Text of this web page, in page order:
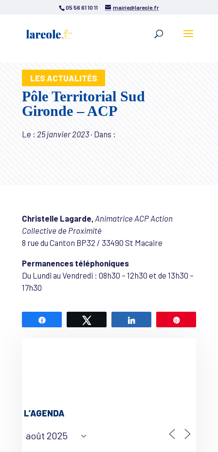
05 56 61 10 11 mairie@lareole.fr
LES ACTUALITÉS
Pôle Territorial Sud
Gironde – ACP
Le : 25 janvier 2023· Dans :
Christelle Lagarde,Animatrice ACP Action
Collective de Proximité
8 rue du Canton BP32 / 33490 St Macaire
Permanences téléphoniques
Du Lundi au Vendredi : 08h30 – 12h30 et de 13h30 –
17h30
L’AGENDA